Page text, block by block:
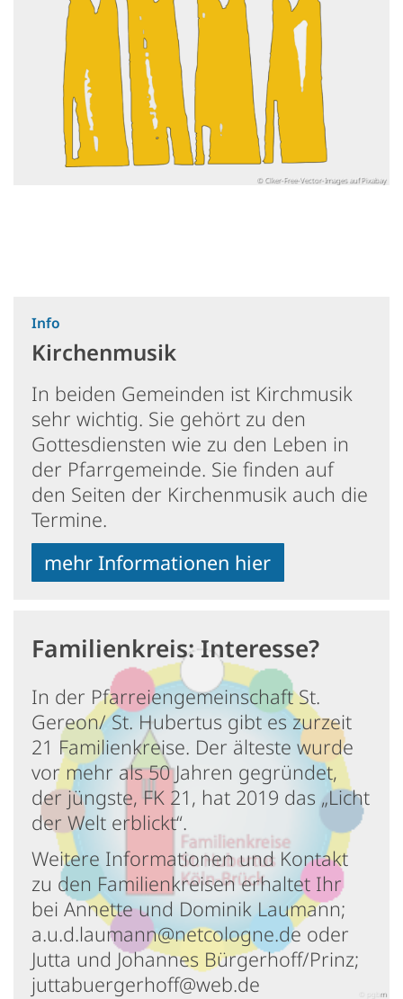
© Clker-Free-Vector-Images auf Pixabay
Info
Kirchenmusik
In beiden Gemeinden ist Kirchmusik
sehr wichtig. Sie gehört zu den
Gottesdiensten wie zu den Leben in
der Pfarrgemeinde. Sie finden auf
den Seiten der Kirchenmusik auch die
Termine.
mehr Informationen hier
Familienkreis: Interesse?
In der Pfarreiengemeinschaft St.
Gereon/ St. Hubertus gibt es zurzeit
21 Familienkreise. Der älteste wurde
vor mehr als 50 Jahren gegründet,
der jüngste, FK 21, hat 2019 das „Licht
der Welt erblickt“.
Weitere Informationen und Kontakt
zu den Familienkreisen erhaltet Ihr
bei Annette und Dominik Laumann;
a.u.d.laumann@netcologne.de oder
Jutta und Johannes Bürgerhoff/Prinz;
juttabuergerhoff@web.de
© pgbm